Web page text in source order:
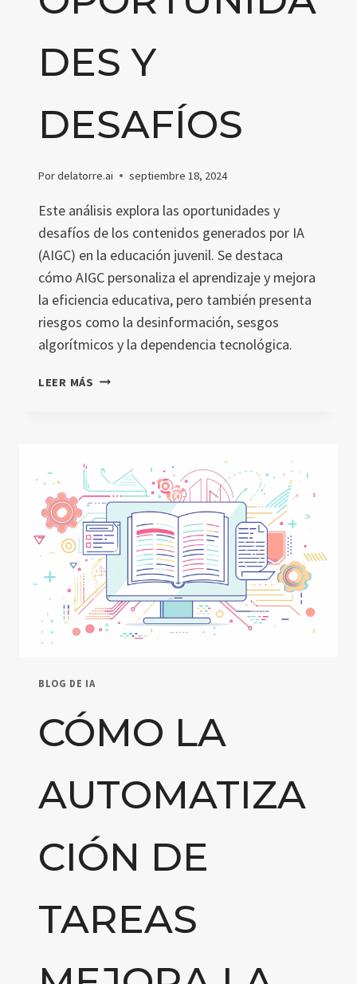
DES Y
DESAFÍOS
Pordelatorre.ai septiembre 18, 2024
Este análisis explora las oportunidades y
desafíos de los contenidos generados por IA
(AIGC) en la educación juvenil. Se destaca
cómo AIGC personaliza el aprendizaje y mejora
la eficiencia educativa, pero también presenta
riesgos como la desinformación, sesgos
algorítmicos y la dependencia tecnológica.
LEER MÁS AIGC
Y
DESAFÍOS
BLOG DE IA
CÓMO LA
AUTOMATIZA
CIÓN DE
TAREAS